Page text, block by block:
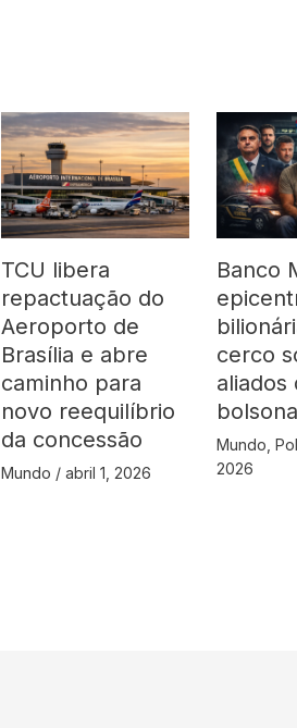
TCU libera
repactuação do
Aeroporto de
Brasília e abre
caminho para
novo reequilíbrio
da concessão
Mundo / abril 1, 2026
Banco
cerco
aliados
Mundo ,
2026